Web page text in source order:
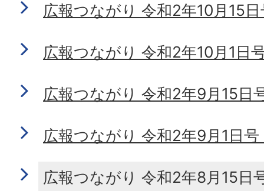
広報つながり 令和2年10月15
広報つながり 令和2年10月1日
広報つながり 令和2年9月15日
広報つながり 令和2年9月1日号
広報つながり 令和2年8月15日